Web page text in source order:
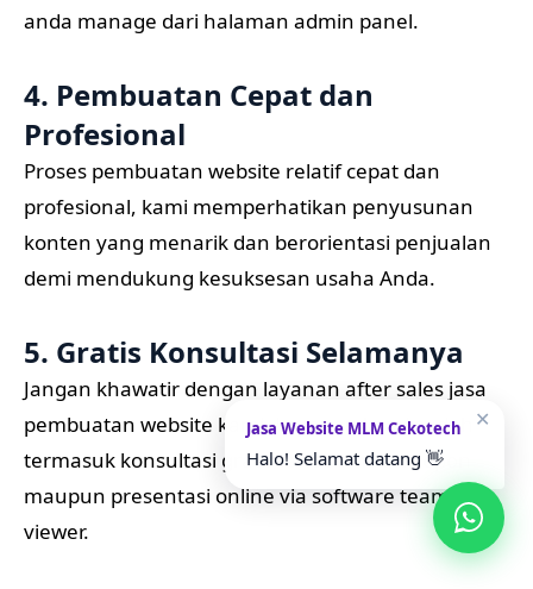
anda manage dari halaman admin panel.
4. Pembuatan Cepat dan
Profesional
Proses pembuatan website relatif cepat dan
profesional, kami memperhatikan penyusunan
konten yang menarik dan berorientasi penjualan
demi mendukung kesuksesan usaha Anda.
5. Gratis Konsultasi Selamanya
Jangan khawatir dengan layanan after sales jasa
pembuatan website kami. Layanan kami sudah
termasuk konsultasi gratis lewat email, telepon
maupun presentasi online via software team
viewer.
✕
Jasa Website MLM Cekotech
Halo! Selamat datang 👋